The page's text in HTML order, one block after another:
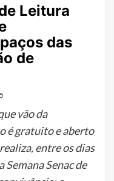
Leitura
das
de
vão da
é gratuito e aberto
entre os dias
Semana Senac de